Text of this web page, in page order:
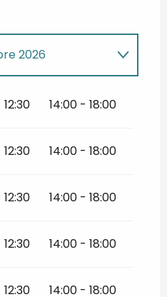
31 mars 2026
2026
14:00 - 18:00
14:00 - 18:00
14:00 - 18:00
14:00 - 18:00
14:00 - 18:00